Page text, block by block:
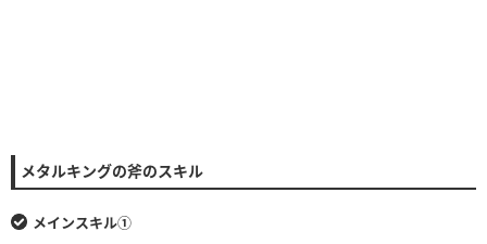
メタルキングの斧のスキル
メインスキル①